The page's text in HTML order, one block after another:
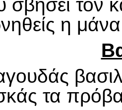
σβήσει τον
η
τα